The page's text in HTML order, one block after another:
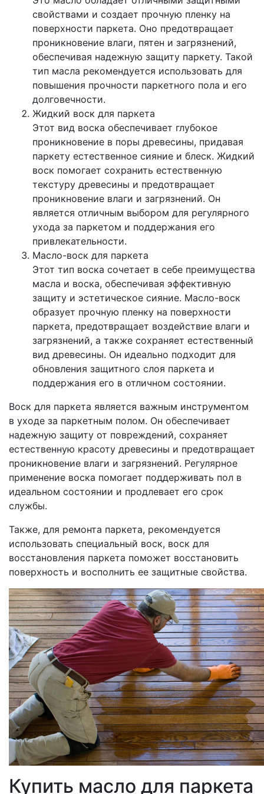
свойствами и создает прочную пленку на
поверхности паркета. Оно предотвращает
проникновение влаги, пятен и загрязнений,
обеспечивая надежную защиту паркету. Такой
тип масла рекомендуется использовать для
повышения прочности паркетного пола и его
долговечности.
Жидкий воск для паркета
Этот вид воска обеспечивает глубокое
проникновение в поры древесины, придавая
паркету естественное сияние и блеск. Жидкий
воск помогает сохранить естественную
текстуру древесины и предотвращает
проникновение влаги и загрязнений. Он
является отличным выбором для регулярного
ухода за паркетом и поддержания его
привлекательности.
Масло-воск для паркета
Этот тип воска сочетает в себе преимущества
масла и воска, обеспечивая эффективную
защиту и эстетическое сияние. Масло-воск
образует прочную пленку на поверхности
паркета, предотвращает воздействие влаги и
загрязнений, а также сохраняет естественный
вид древесины. Он идеально подходит для
обновления защитного слоя паркета и
поддержания его в отличном состоянии.
Воск для паркета является важным инструментом
в уходе за паркетным полом. Он обеспечивает
надежную защиту от повреждений, сохраняет
естественную красоту древесины и предотвращает
проникновение влаги и загрязнений. Регулярное
применение воска помогает поддерживать пол в
идеальном состоянии и продлевает его срок
службы.
Также, для ремонта паркета, рекомендуется
использовать специальный воск, воск для
восстановления паркета поможет восстановить
поверхность и восполнить ее защитные свойства.
Купить масло для паркета